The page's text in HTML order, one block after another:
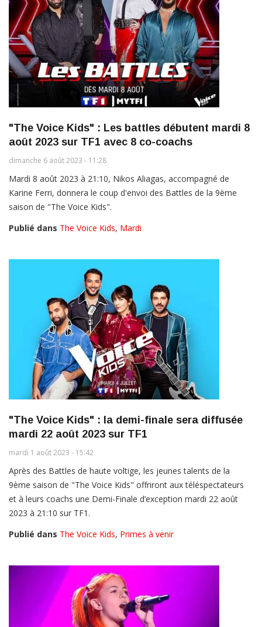
"The Voice Kids" : Les battles débutent mardi 8
août 2023 sur TF1 avec 8 co-coachs
dimanche 6 août 2023 - 11:28
Mardi 8 août 2023 à 21:10, Nikos Aliagas, accompagné de
Karine Ferri, donnera le coup d'envoi des Battles de la 9ème
saison de "The Voice Kids".
Publié dans The Voice Kids, Mardi
"The Voice Kids" : la demi-finale sera diffusée
mardi 22 août 2023 sur TF1
mardi 1 août 2023 - 15:42
Après des Battles de haute voltige, les jeunes talents de la
9ème saison de "The Voice Kids" offriront aux téléspectateurs
et à leurs coachs une Demi-Finale d’exception mardi 22 août
2023 à 21:10 sur TF1.
Publié dans The Voice Kids, Primes à venir